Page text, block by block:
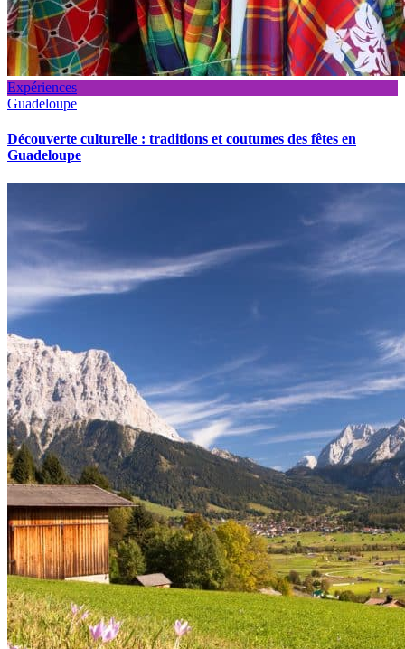
Expériences
Guadeloupe
Découverte culturelle : traditions et coutumes des fêtes en
Guadeloupe